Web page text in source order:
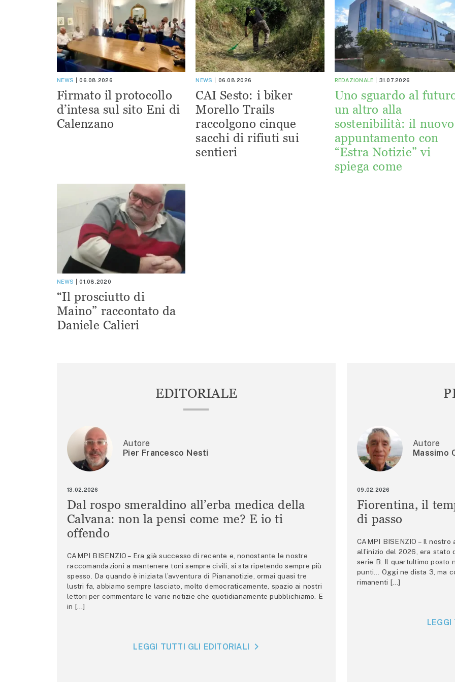
NEWS 06.08.2026
Firmato il protocollo
d’intesa sul sito Eni di
Calenzano
NEWS 06.08.2026
CAI Sesto: i biker
Morello Trails
raccolgono cinque
sacchi di rifiuti sui
sentieri
REDAZIONALE 31.07.2026
Uno sguardo al
un altro alla
sostenibilità: il nuovo
appuntamento con
“Estra Notizie” vi
spiega come
NEWS 01.08.2020
“Il prosciutto di
Maino” raccontato da
Daniele Calieri
EDITORIALE
Autore
Pier Francesco Nesti
13.02.2026
Dal rospo smeraldino all’erba medica della
Calvana: non la pensi come me? E io ti
offendo
CAMPI BISENZIO – Era già successo di recente e, nonostante le nostre
raccomandazioni a mantenere toni sempre civili, si sta ripetendo sempre più
spesso. Da quando è iniziata l’avventura di Piananotizie, ormai quasi tre
lustri fa, abbiamo sempre lasciato, molto democraticamente, spazio ai nostri
lettori per commentare le varie notizie che quotidianamente pubblichiamo. E
in […]
LEGGI TUTTI GLI EDITORIALI
Autore
Massimo
09.02.2026
Fiorentina, il
di passo
CAMPI BISENZIO – Il
all’inizio del 2026, era stato
serie B. Il quartultimo posto
punti… Oggi ne dista 3, ma
rimanenti […]